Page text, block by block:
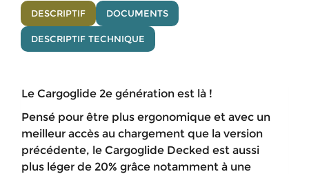
DESCRIPTIF DOCUMENTS
DESCRIPTIF TECHNIQUE
Le Cargoglide 2e génération est là !
Pensé pour être plus ergonomique et avec un
meilleur accès au chargement que la version
précédente, le Cargoglide Decked est aussi
plus léger de 20% grâce notamment à une